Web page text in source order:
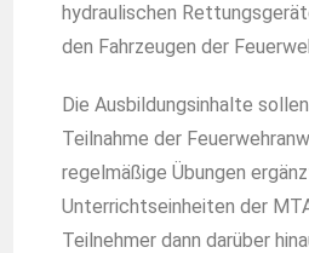
hydraulischen
den Fahrzeugen der
Die Ausbildungsinhalte
Teilnahme der
regelmäßige Übungen
Unterrichtseinheiten der
Teilnehmer dann darüber